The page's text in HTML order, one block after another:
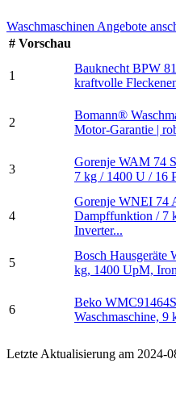
Waschmaschinen Angebote
# Vorschau
1
Bauknecht BPW
kraftvolle
2
Bomann®
Motor-Garantie |
3
Gorenje WAM 74
7 kg / 1400 U / 16
4
Gorenje WNEI 74
Dampffunktion / 7
Inverter...
5
Bosch Hausgeräte
kg, 1400 UpM,
6
Beko
Waschmaschine, 9
Letzte Aktualisierung am 2024-